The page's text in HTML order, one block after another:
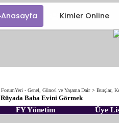
Anasayfa Kimler Online
ForumYeri - Genel, Güncel ve Yaşama Dair > Burçlar,
Rüyada Baba Evini Görmek
FY Yönetim Üye